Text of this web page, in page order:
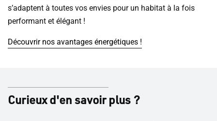
s’adaptent à toutes vos envies pour un habitat à la fois
performant et élégant !
Découvrir nos avantages énergétiques !
Curieux d'en savoir plus ?